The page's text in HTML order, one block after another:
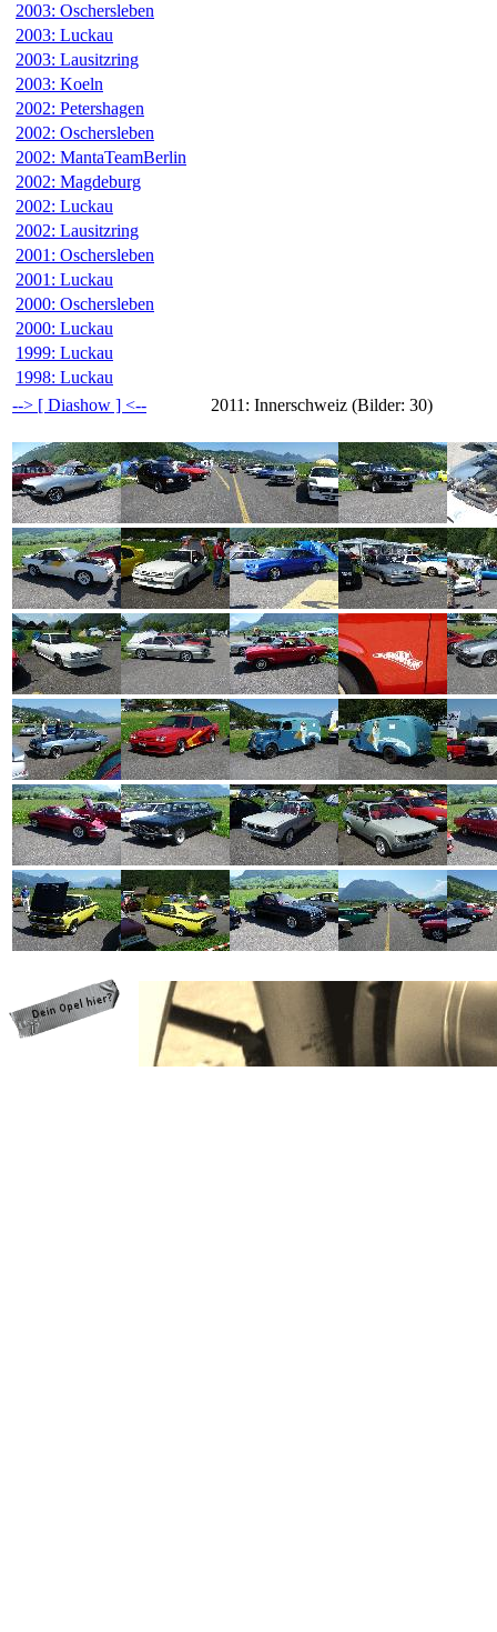
2003: Oschersleben
2003: Luckau
2003: Lausitzring
2003: Koeln
2002: Petershagen
2002: Oschersleben
2002: MantaTeamBerlin
2002: Magdeburg
2002: Luckau
2002: Lausitzring
2001: Oschersleben
2001: Luckau
2000: Oschersleben
2000: Luckau
1999: Luckau
1998: Luckau
2011: Innerschweiz (Bilder: 30)
--> [ Diashow ] <--